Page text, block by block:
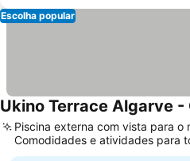
Escolha popular
Ukino Terrace Algarve
Piscina externa com vista para o
Comodidades e atividades para
família